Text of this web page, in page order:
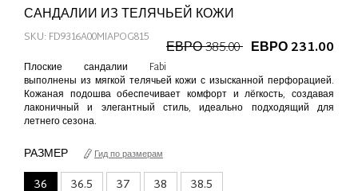
САНДАЛИИ ИЗ ТЕЛЯЧЬЕЙ КОЖИ
ЕВРО 385.00 ЕВРО 231.00
SKU: FD9316A00MIAPOG815
Плоские сандалии Fabi
выполнены из мягкой телячьей кожи с изысканной перфорацией.
Кожаная подошва обеспечивает комфорт и лёгкость, создавая
лаконичный и элегантный стиль, идеально подходящий для
летнего сезона.
РАЗМЕР Гид по размерам
36 36.5 37 38
38.5